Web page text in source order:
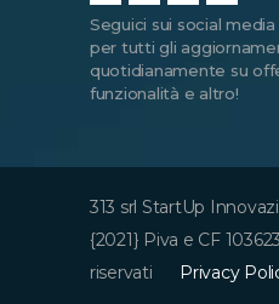
Seguici sui social
per tutti gli
quotidianamente su
funzionalità e altro!
313 srl StartUp
{2021} Piva e CF
riservati
Privacy